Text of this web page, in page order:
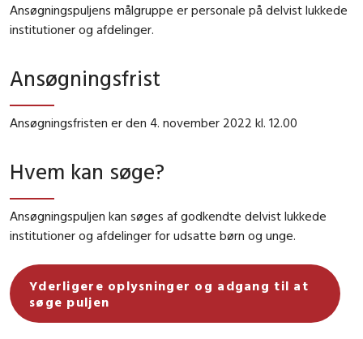
Ansøgningspuljens målgruppe er personale på delvist lukkede
institutioner og afdelinger.
Ansøgningsfrist
Ansøgningsfristen er den 4. november 2022 kl. 12.00
Hvem kan søge?
Ansøgningspuljen kan søges af godkendte delvist lukkede
institutioner og afdelinger for udsatte børn og unge.
Yderligere oplysninger og adgang til at
søge puljen